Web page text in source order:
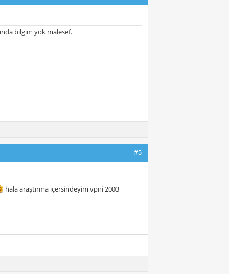
bilgim yok malesef.
#5
hala araştırma içersindeyim vpni 2003